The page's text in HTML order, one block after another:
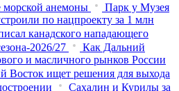
морской анемоны
Парк у Музея
по нацпроекту за 1 млн
канадского нападающего
2026/27
Как Дальний
и масличного рынков России
Восток ищет решения для выхода
Сахалин и Курилы за